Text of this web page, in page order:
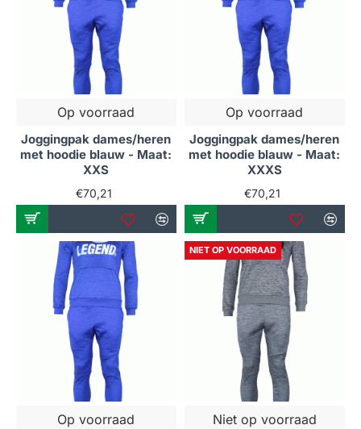
Op voorraad
Joggingpak dames/heren
met hoodie blauw - Maat:
XXS
€70,21
Op voorraad
Joggingpak dames/heren
met hoodie blauw - Maat:
XXXS
€70,21
Op voorraad
NIET OP VOORRAAD
Niet op voorraad